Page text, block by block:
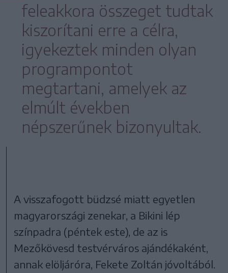
feleakkora összeget tudtak
kiszorítani erre a célra,
igyekeztek minden olyan
programpontot
megtartani, amelyek az
elmúlt években
népszerűnek bizonyultak.
A visszafogott büdzsé miatt egyetlen
magyarországi zenekar, a Bikini lép
színpadra (péntek este), de az is
Mezőkövesd testvérváros ajándékaként,
annak elöljáróra, Fekete Zoltán jóvoltából.